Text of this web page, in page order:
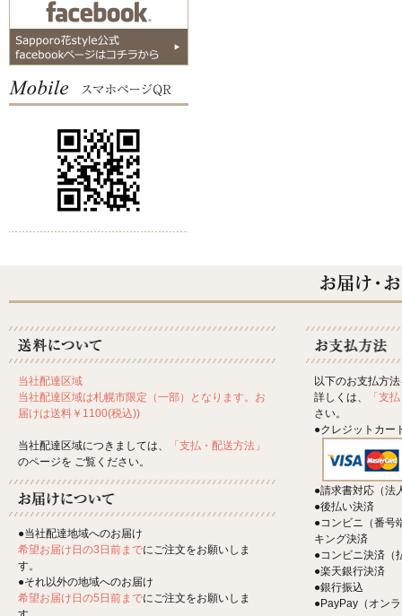
当社配達区域
当社配達区域は札幌市限定（一部）となります。お
届けは送料￥1100(税込))
当社配達区域につきましては、
「支払・配送方法」
のページを ご覧ください。
●当社配達地域へのお届け
希望お届け日の3日前までにご注文をお願いしま
す。
●それ以外の地域へのお届け
希望お届け日の5日前までにご注文をお願いしま
以下のお支払方
詳しくは、
「支
さい。
●クレジットカー
●請求書対応（法
●後払い決済
●コンビニ（番号
キング決済
●コンビニ決済（
●楽天銀行決済
●銀行振込
●PayPay（オン